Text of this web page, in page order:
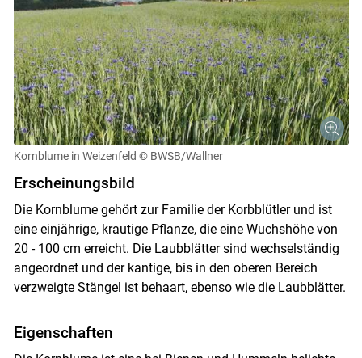
Kornblume in Weizenfeld © BWSB/Wallner
Erscheinungsbild
Die Kornblume gehört zur Familie der Korbblütler und ist
eine einjährige, krautige Pflanze, die eine Wuchshöhe von
20 - 100 cm erreicht. Die Laubblätter sind wechselständig
angeordnet und der kantige, bis in den oberen Bereich
verzweigte Stängel ist behaart, ebenso wie die Laubblätter.
Eigenschaften